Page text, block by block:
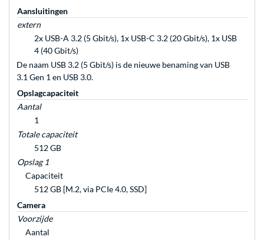
Aansluitingen
extern
2x USB-A 3.2 (5 Gbit/s), 1x USB-C 3.2 (20 Gbit/s), 1x USB
4 (40 Gbit/s)
De naam USB 3.2 (5 Gbit/s) is de nieuwe benaming van USB
3.1 Gen 1 en USB 3.0.
Opslagcapaciteit
Aantal
1
Totale capaciteit
512 GB
Opslag 1
Capaciteit
512 GB [M.2, via PCIe 4.0, SSD]
Camera
Voorzijde
Aantal